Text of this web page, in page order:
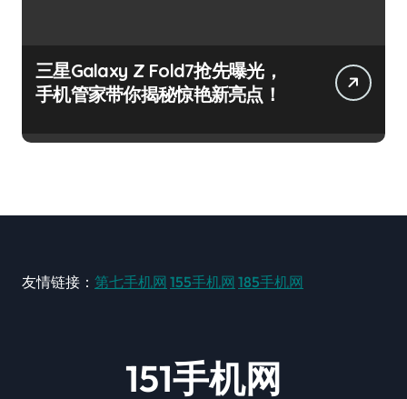
三星Galaxy Z Fold7抢先曝光，
手机管家带你揭秘惊艳新亮点！
友情链接： 第七手机网 155手机网 185手机网
151手机网